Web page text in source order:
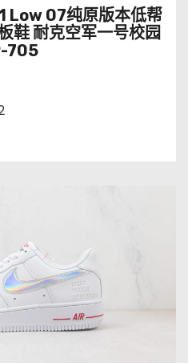
Low 07纯原版本低帮
鞋 耐克空军一号校园
705